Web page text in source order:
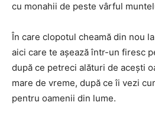
cu monahii de peste vârful
În care clopotul cheamă din nou
aici care te aşează într-un firesc
după ce petreci alături de aceşti
mare de vreme, după ce îi vezi
pentru oamenii din lume.